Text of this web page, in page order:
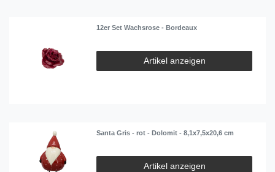
12er Set Wachsrose - Bordeaux
Artikel anzeigen
Santa Gris - rot - Dolomit - 8,1x7,5x20,6 cm
Artikel anzeigen